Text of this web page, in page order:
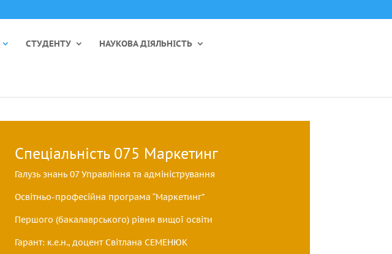
СТУДЕНТУ НАУКОВА ДІЯЛЬНІСТЬ
Спеціальність 075 Маркетинг
Галузь знань 07 Управління та адміністрування
Освітньо-професійна програма “Маркетинг”
Першого (бакалаврського) рівня вищої освіти
Гарант: к.е.н., доцент Світлана СЕМЕНЮК